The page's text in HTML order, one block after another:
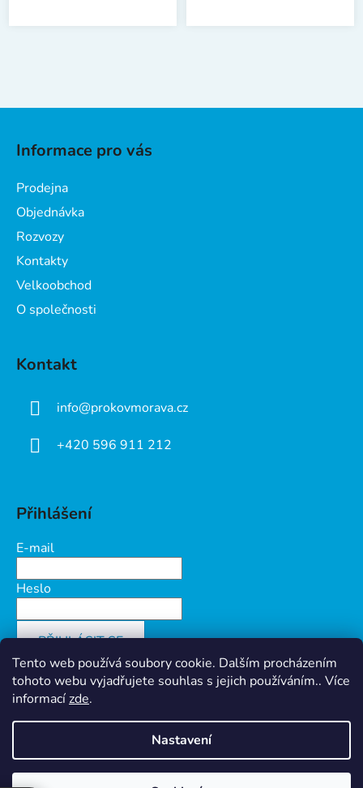
Tento web používá soubory cookie. Dalším procházením
tohoto webu vyjadřujete souhlas s jejich používáním.. Více
informacízde.
Nastavení
Informace pro vás
Prodejna
Objednávka
Rozvozy
Kontakty
Velkoobchod
O společnosti
Kontakt
info@prokovmorava.cz
+420 596 911 212
Přihlášení
E-mail
Heslo
PŘIHLÁSIT SE
Nová registraceZapomenuté heslo
Vytvořil Shoptet&
Ochrana osobních údajů